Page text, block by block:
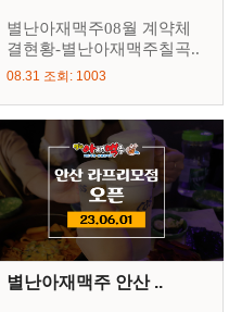
별난아재맥주08월 계약체
결현황-별난아재맥주칠곡..
08.31 조회: 1003
별난아재맥주 안산 ..